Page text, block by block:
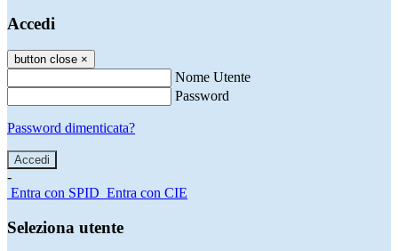
Accedi
button close ×
Nome Utente
Password
Password dimenticata?
-
Entra con SPID Entra con CIE
Seleziona utente